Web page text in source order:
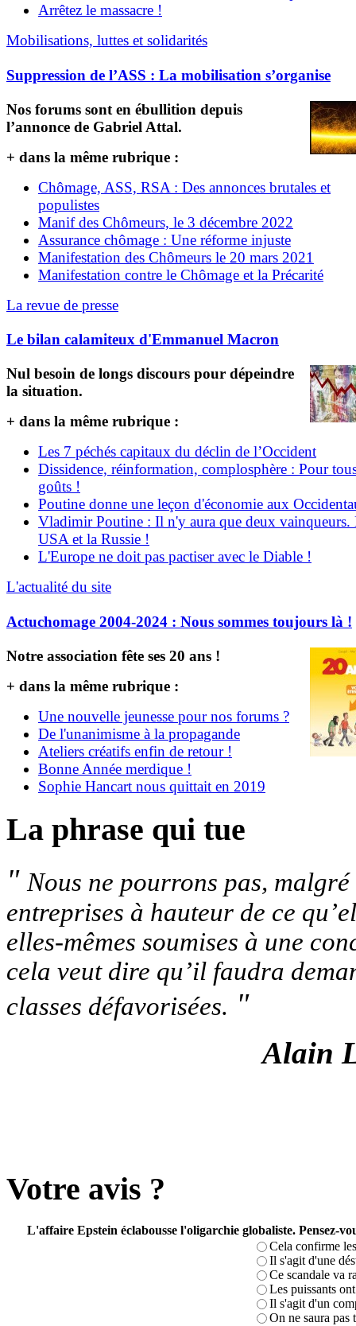
Arrêtez le massacre !
Mobilisations, luttes et solidarités
Suppression de l’ASS : La mobilisation s’organise
Nos forums sont en ébullition depuis
l’annonce de Gabriel Attal.
+ dans la même rubrique :
Chômage, ASS, RSA : Des annonces brutales et
populistes
Manif des Chômeurs, le 3 décembre 2022
Assurance chômage : Une réforme injuste
Manifestation des Chômeurs le 20 mars 2021
Manifestation contre le Chômage et la Précarité
La revue de presse
Le bilan calamiteux d'Emmanuel Macron
Nul besoin de longs discours pour dépeindre
la situation.
+ dans la même rubrique :
Les 7 péchés capitaux du déclin de l’Occident
Dissidence, réinformation, complosphère : Pour
goûts !
Poutine donne une leçon d'économie aux
Vladimir Poutine : Il n'y aura que deux vainqueurs.
USA et la Russie !
L'Europe ne doit pas pactiser avec le Diable !
L'actualité du site
Actuchomage 2004-2024 : Nous sommes toujours là !
Notre association fête ses 20 ans !
+ dans la même rubrique :
Une nouvelle jeunesse pour nos forums ?
De l'unanimisme à la propagande
Ateliers créatifs enfin de retour !
Bonne Année merdique !
Sophie Hancart nous quittait en 2019
La phrase qui tue
" Nous ne pourrons pas,
entreprises à hauteur de ce
elles-mêmes soumises à une
cela veut dire qu’il faudra
classes défavorisées. "
Alain
Votre avis ?
L'affaire Epstein éclabousse l'oligarchie globaliste. Pensez-
Cela confirme
Il s'agit d'une
Ce scandale va
Les puissants
Il s'agit d'un
On ne saura pas